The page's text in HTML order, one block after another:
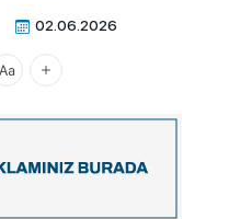
02.06.2026
Xalq.Online